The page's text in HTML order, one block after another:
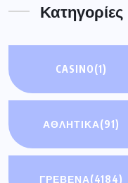
Κατηγορίες
CASINO(1)
ΑΘΛΗΤΙΚΆ(91)
ΓΡΕΒΕΝΑ(4184)